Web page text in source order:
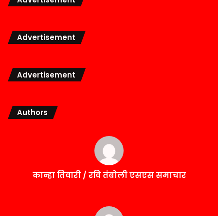
Advertisement
Advertisement
Authors
कान्हा तिवारी / रवि तंबोली एसएस समाचार